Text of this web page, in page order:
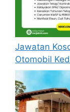
Update
Cara
boleh
Jawatan
Otomobil